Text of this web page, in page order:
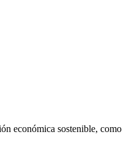
económica sostenible, como